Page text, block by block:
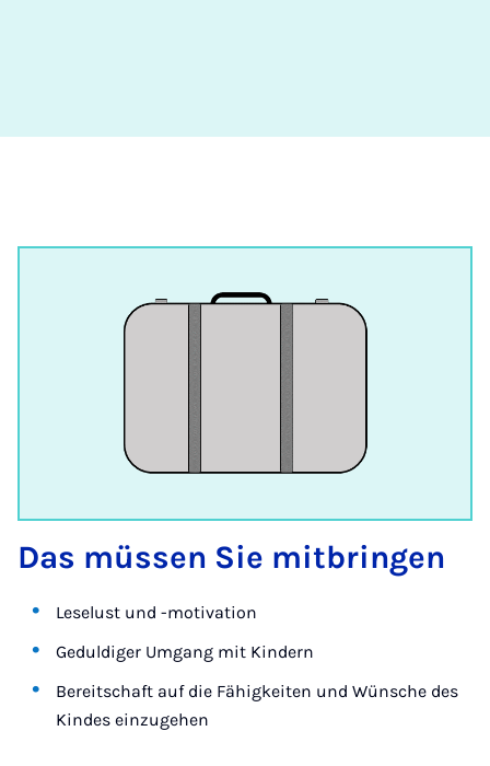
Das müssen Sie mitbringen
Leselust und -motivation
Geduldiger Umgang mit Kindern
Bereitschaft auf die Fähigkeiten und Wünsche des
Kindes einzugehen